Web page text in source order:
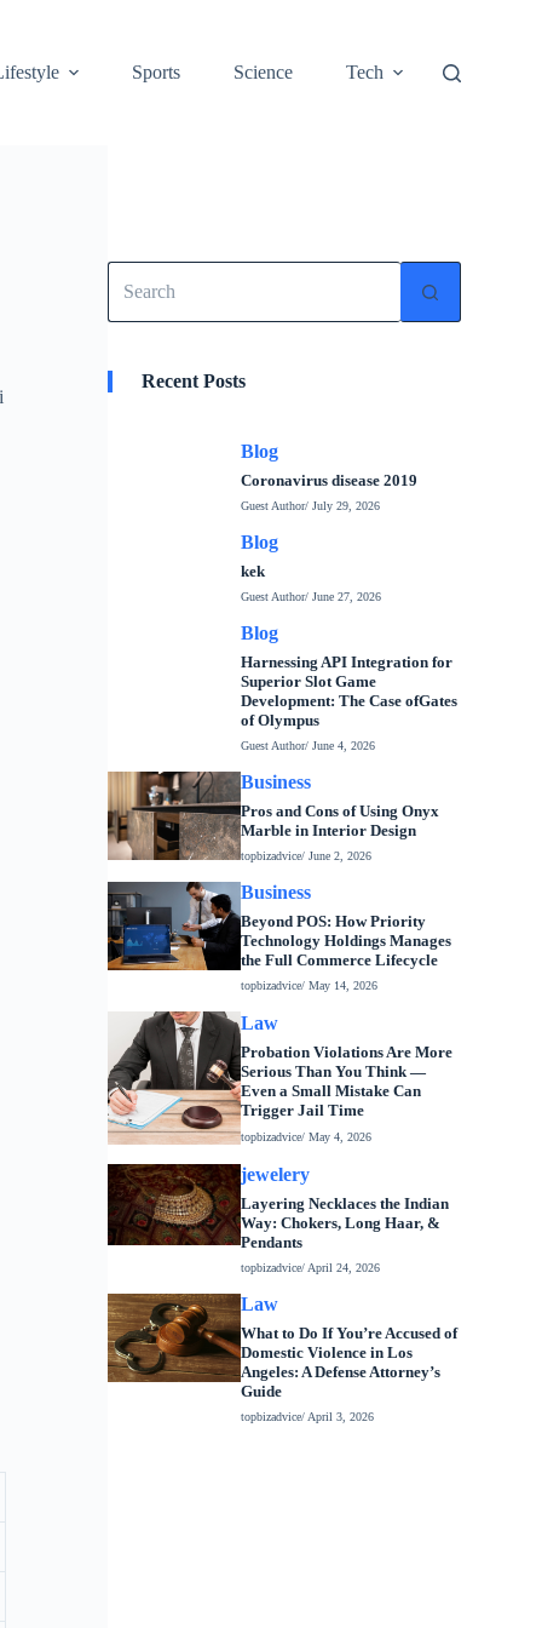
Sports Science Tech
No
results
Recent Posts
Blog
Coronavirus disease 2019
Guest Author/ July 29, 2026
Blog
kek
Guest Author/ June 27, 2026
Blog
Harnessing API Integration for
Superior Slot Game
Development: The Case ofGates
of Olympus
Guest Author/ June 4, 2026
Business
Pros and Cons of Using Onyx
Marble in Interior Design
topbizadvice/ June 2, 2026
Business
Beyond POS: How Priority
Technology Holdings Manages
the Full Commerce Lifecycle
topbizadvice/ May 14, 2026
Law
Probation Violations Are More
Serious Than You Think —
Even a Small Mistake Can
Trigger Jail Time
topbizadvice/ May 4, 2026
jewelery
Layering Necklaces the Indian
Way: Chokers, Long Haar, &
Pendants
topbizadvice/ April 24, 2026
Law
What to Do If You’re Accused of
Domestic Violence in Los
Angeles: A Defense Attorney’s
Guide
topbizadvice/ April 3, 2026